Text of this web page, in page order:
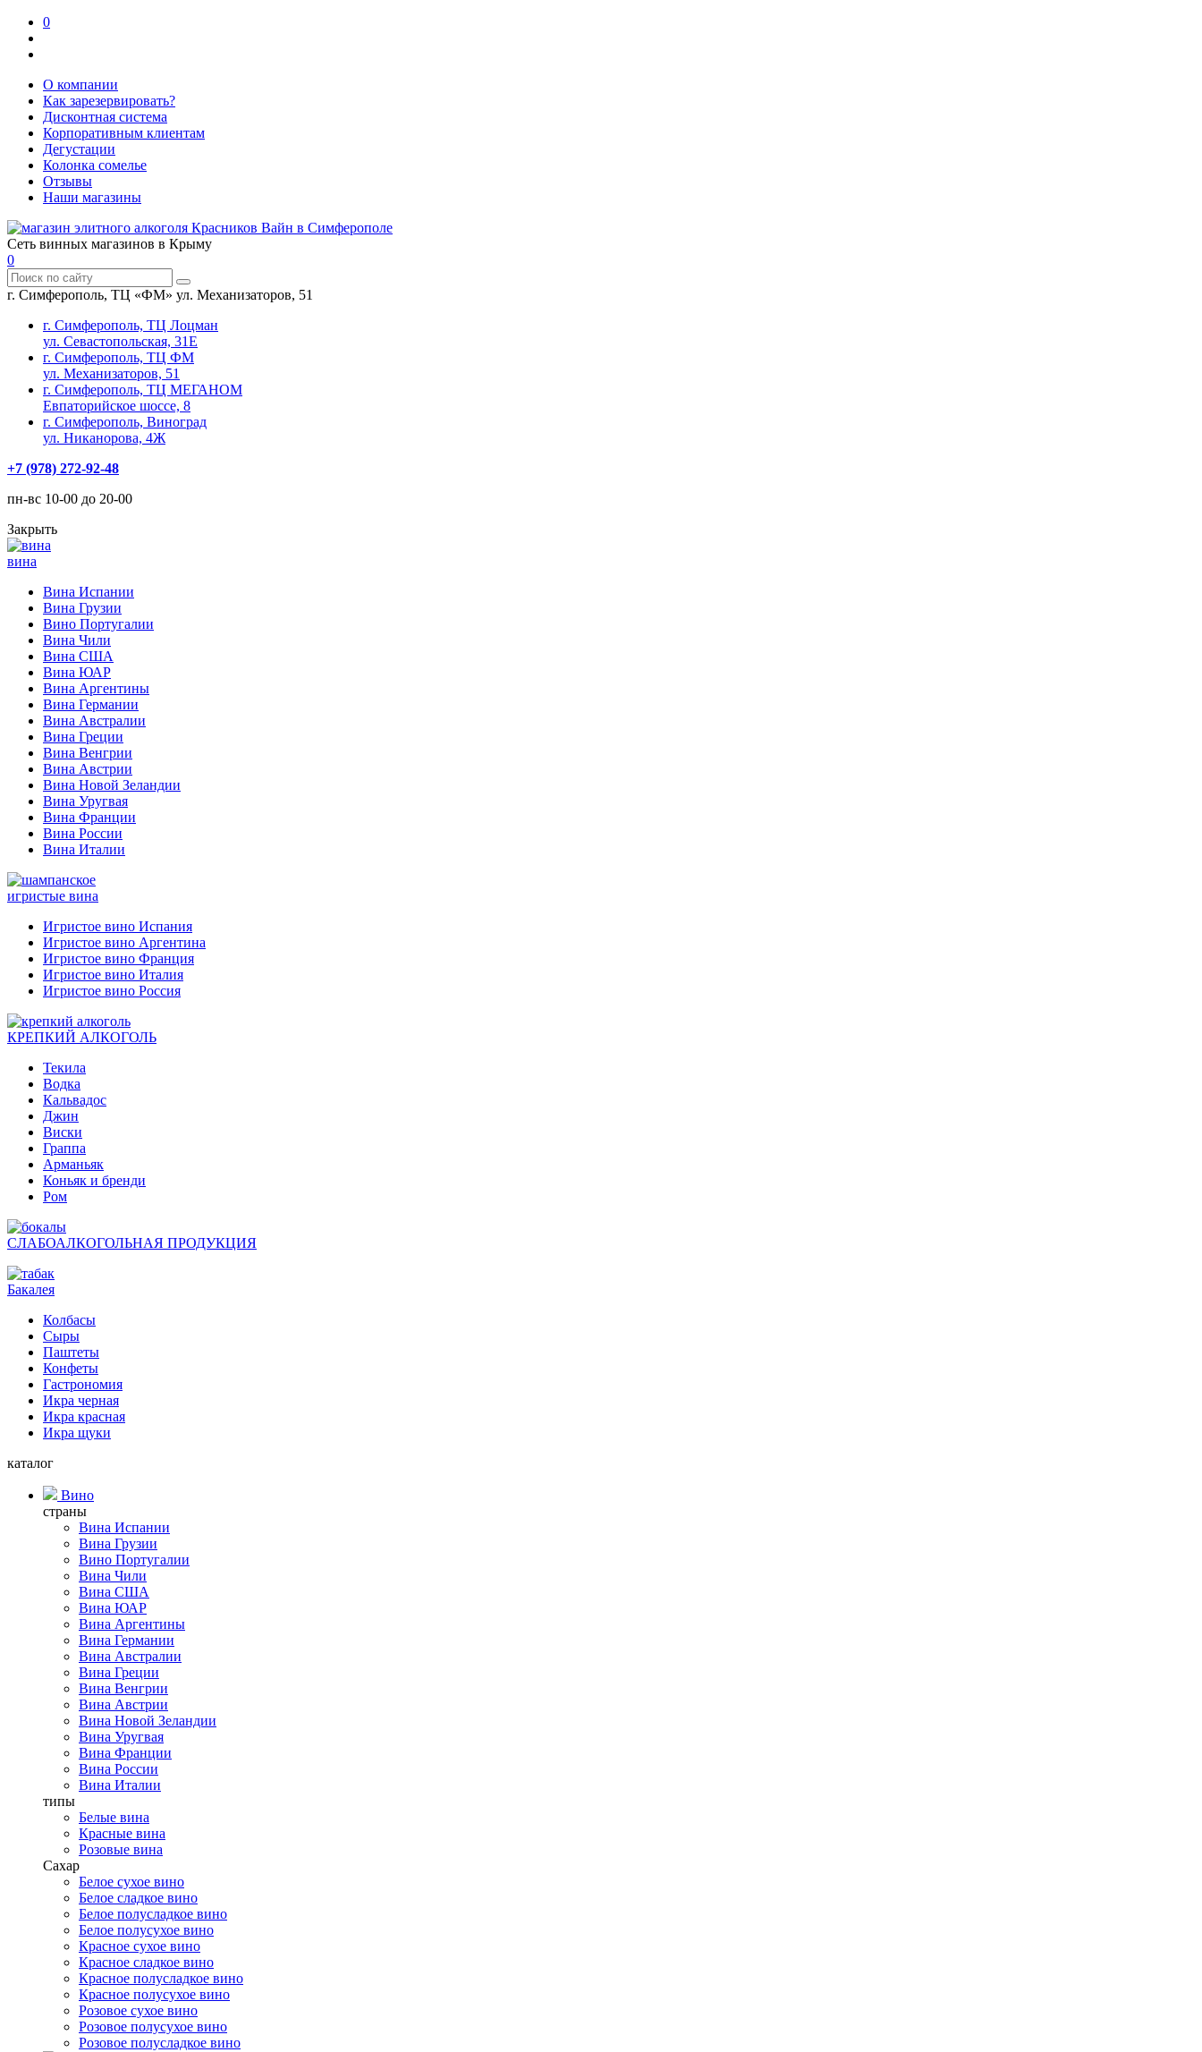
0
О компании
Как зарезервировать?
Дисконтная система
Корпоративным клиентам
Дегустации
Колонка сомелье
Отзывы
Наши магазины
Сеть винных магазинов в Крыму
0
г. Симферополь, ТЦ «ФМ» ул. Механизаторов, 51
г. Симферополь, ТЦ Лоцман
ул. Севастопольская, 31Е
г. Симферополь, ТЦ ФМ
ул. Механизаторов, 51
г. Симферополь, ТЦ МЕГАНОМ
Евпаторийское шоссе, 8
г. Симферополь, Виноград
ул. Никанорова, 4Ж
+7 (978) 272-92-48
пн-вс 10-00 до 20-00
Закрыть
вина
Вина Испании
Вина Грузии
Вино Португалии
Вина Чили
Вина США
Вина ЮАР
Вина Аргентины
Вина Германии
Вина Австралии
Вина Греции
Вина Венгрии
Вина Австрии
Вина Новой Зеландии
Вина Уругвая
Вина Франции
Вина России
Вина Италии
игристые вина
Игристое вино Испания
Игристое вино Аргентина
Игристое вино Франция
Игристое вино Италия
Игристое вино Россия
КРЕПКИЙ АЛКОГОЛЬ
Текила
Водка
Кальвадос
Джин
Виски
Граппа
Арманьяк
Коньяк и бренди
Ром
СЛАБОАЛКОГОЛЬНАЯ ПРОДУКЦИЯ
Бакалея
Колбасы
Сыры
Паштеты
Конфеты
Гастрономия
Икра черная
Икра красная
Икра щуки
каталог
Вино
страны
Вина Испании
Вина Грузии
Вино Португалии
Вина Чили
Вина США
Вина ЮАР
Вина Аргентины
Вина Германии
Вина Австралии
Вина Греции
Вина Венгрии
Вина Австрии
Вина Новой Зеландии
Вина Уругвая
Вина Франции
Вина России
Вина Италии
типы
Белые вина
Красные вина
Розовые вина
Сахар
Белое сухое вино
Белое сладкое вино
Белое полусладкое вино
Белое полусухое вино
Красное сухое вино
Красное сладкое вино
Красное полусладкое вино
Красное полусухое вино
Розовое сухое вино
Розовое полусухое вино
Розовое полусладкое вино